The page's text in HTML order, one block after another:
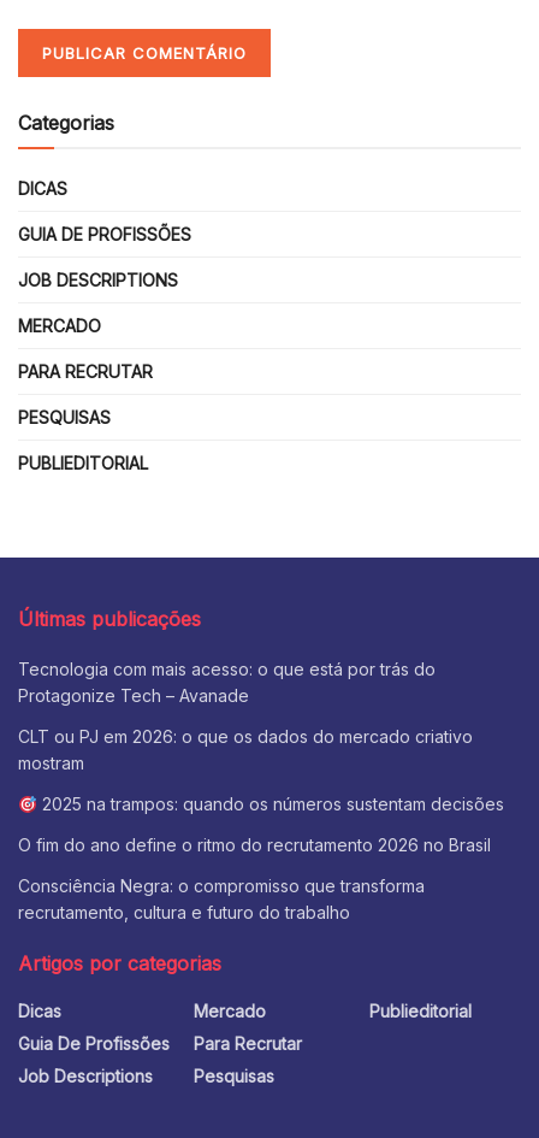
Categorias
DICAS
GUIA DE PROFISSÕES
JOB DESCRIPTIONS
MERCADO
PARA RECRUTAR
PESQUISAS
PUBLIEDITORIAL
Últimas publicações
Tecnologia com mais acesso: o que está por trás do
Protagonize Tech – Avanade
CLT ou PJ em 2026: o que os dados do mercado criativo
mostram
2025 na trampos: quando os números sustentam decisões
O fim do ano define o ritmo do recrutamento 2026 no Brasil
Consciência Negra: o compromisso que transforma
recrutamento, cultura e futuro do trabalho
Artigos por categorias
Dicas
Guia De Profissões
Job Descriptions
Mercado
Para Recrutar
Pesquisas
Publieditorial